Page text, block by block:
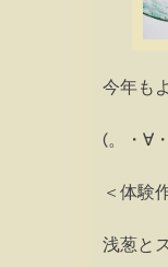
今年も
(。・∀
＜体験
浅葱と